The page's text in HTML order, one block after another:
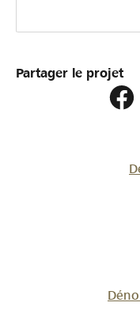
Partager le projet